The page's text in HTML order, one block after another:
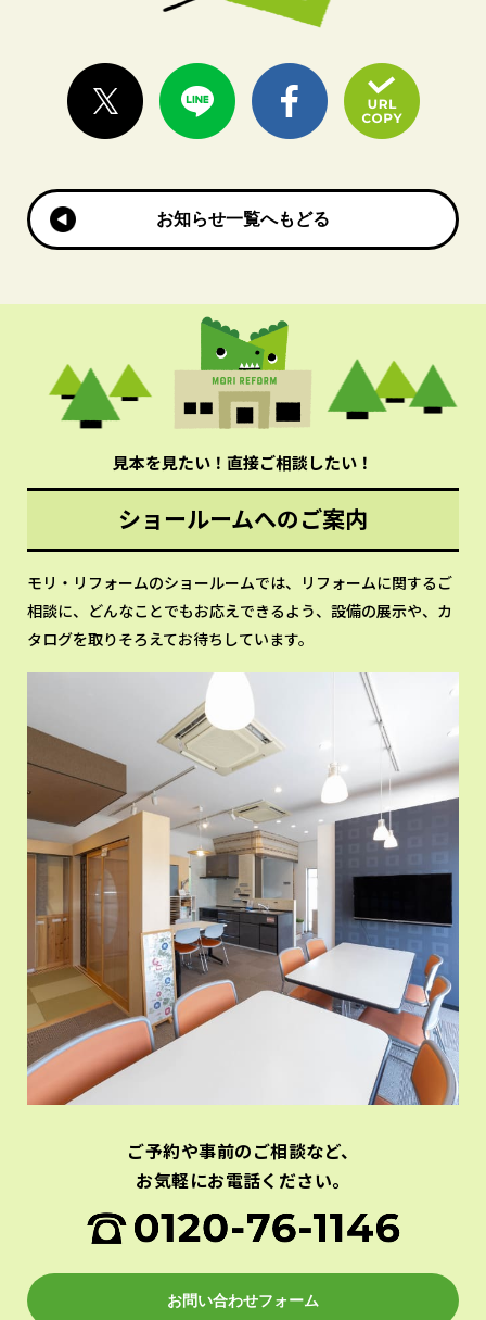
お知らせ一覧へもどる
お知らせ一覧へもどる
見本を見たい！直接ご相談したい！
ショールームへのご案内
モリ・リフォームのショールームでは、リフォームに関するご
相談に、どんなことでもお応えできるよう、設備の展示や、カ
タログを取りそろえてお待ちしています。
ご予約や事前のご相談など、
お気軽にお電話ください。
お問い合わせフォーム